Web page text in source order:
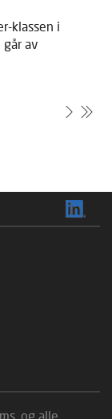
klassen i
går av
og alle